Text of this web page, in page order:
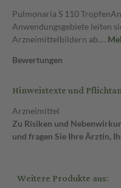
Pulmonaria S 110
Anwendungsgebiete leiten
Arzneimittelbildern ab.…
Bewertungen
Hinweistexte und
Arzneimittel
Zu Risiken und
und fragen Sie Ihre Ärztin,
Weitere Produkte aus: